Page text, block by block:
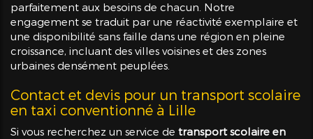
parfaitement aux besoins de chacun. Notre
engagement se traduit par une réactivité exemplaire et
une disponibilité sans faille dans une région en pleine
croissance, incluant des villes voisines et des zones
urbaines densément peuplées.
Contact et devis pour un transport scolaire
en taxi conventionné à Lille
Si vous recherchez un service de transport scolaire en